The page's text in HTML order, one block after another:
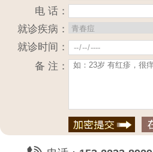
电 话：
就诊疾病：
就诊时间：
备 注：